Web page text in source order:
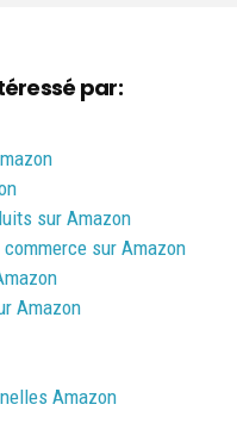
par:
sur Amazon
commerce sur Amazon
Amazon
Amazon